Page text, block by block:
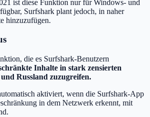
ist diese Funktion nur für Windows- und
Surfshark plant jedoch, in naher
hinzuzufügen.
die es Surfshark-Benutzern
Inhalte in stark zensierten
Russland zuzugreifen.
aktiviert, wenn die Surfshark-App
in dem Netzwerk erkennt, mit